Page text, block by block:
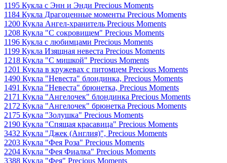
1195 Кукла с Энн и Энди Precious Moments
1184 Кукла Драгоценные моменты Precious Moments
1200 Кукла Ангел-хранитель Precious Moments
1208 Кукла "С сокровищем" Precious Moments
1196 Кукла с любимцами Precious Moments
1199 Кукла Изящная невеста Precious Moments
1218 Кукла "С мишкой" Precious Moments
1201 Кукла в кружевах с питомцем Precious Moments
1490 Кукла "Невеста" блондинка, Precious Moments
1491 Кукла "Невеста" брюнетка, Precious Moments
2171 Кукла "Ангелочек" блондинка Precious Moments
2172 Кукла "Ангелочек" брюнетка Precious Moments
2175 Кукла "Золушка" Precious Moments
2190 Кукла "Спящая красавица" Precious Moments
3432 Кукла "Джек (Англия)", Precious Moments
2203 Кукла "Фея Роза" Precious Moments
2204 Кукла "Фея Фиалка" Precious Moments
3388 Кукла "Фея" Precious Moments